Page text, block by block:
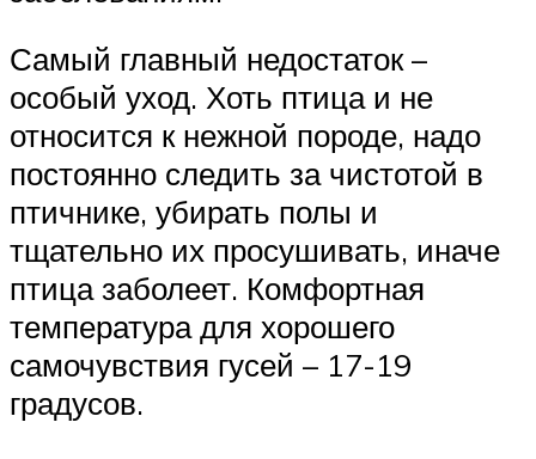
Самый главный недостаток –
особый уход. Хоть птица и не
относится к нежной породе, надо
постоянно следить за чистотой в
птичнике, убирать полы и
тщательно их просушивать, иначе
птица заболеет. Комфортная
температура для хорошего
самочувствия гусей – 17-19
градусов.